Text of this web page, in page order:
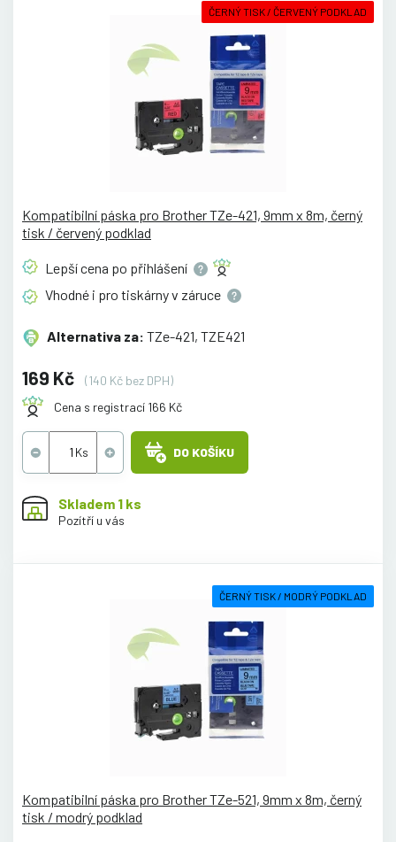
ČERNÝ TISK / ČERVENÝ PODKLAD
Kompatibilní páska pro Brother TZe-421, 9mm x 8m, černý
tisk / červený podklad
Lepší cena po přihlášení
Vhodné i pro tiskárny v záruce
Alternativa za: TZe-421, TZE421
169 Kč
(140 Kč bez DPH)
Cena s registrací 166 Kč
DO KOŠÍKU
Skladem 1 ks
Pozítří u vás
ČERNÝ TISK / MODRÝ PODKLAD
Kompatibilní páska pro Brother TZe-521, 9mm x 8m, černý
tisk / modrý podklad